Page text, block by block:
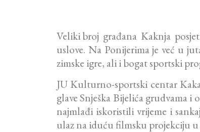
Veliki broj građana Kaknja
uslove. Na Ponijerima je već u
zimske igre, ali i bogat sportski
JU Kulturno-sportski centar
glave Snješka Bijelića grudvama
najmlađi iskoristili vrijeme i
ulaz na iduću filmsku projekciju